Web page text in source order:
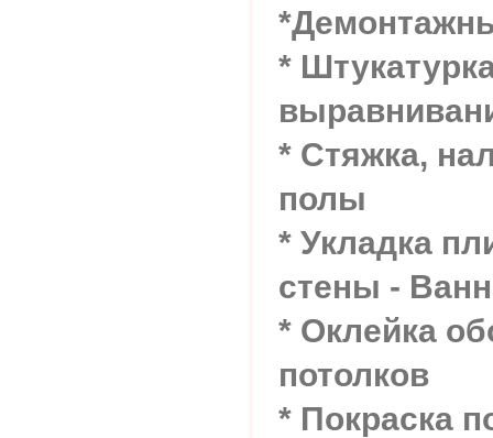
*
* Стяжка,
полы
* Укладка
стены -
* Оклейка
потолков
* Покраска